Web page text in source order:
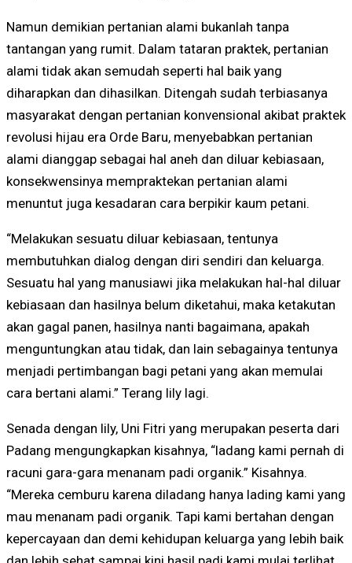
Namun demikian pertanian alami bukanlah tanpa
tantangan yang rumit. Dalam tataran praktek, pertanian
alami tidak akan semudah seperti hal baik yang
diharapkan dan dihasilkan. Ditengah sudah terbiasanya
masyarakat dengan pertanian konvensional akibat praktek
revolusi hijau era Orde Baru, menyebabkan pertanian
alami dianggap sebagai hal aneh dan diluar kebiasaan,
konsekwensinya mempraktekan pertanian alami
menuntut juga kesadaran cara berpikir kaum petani.
“Melakukan sesuatu diluar kebiasaan, tentunya
membutuhkan dialog dengan diri sendiri dan keluarga.
Sesuatu hal yang manusiawi jika melakukan hal-hal diluar
kebiasaan dan hasilnya belum diketahui, maka ketakutan
akan gagal panen, hasilnya nanti bagaimana, apakah
menguntungkan atau tidak, dan lain sebagainya tentunya
menjadi pertimbangan bagi petani yang akan memulai
cara bertani alami.” Terang lily lagi.
Senada dengan lily, Uni Fitri yang merupakan peserta dari
Padang mengungkapkan kisahnya, “ladang kami pernah di
racuni gara-gara menanam padi organik.” Kisahnya.
“Mereka cemburu karena diladang hanya lading kami yang
mau menanam padi organik. Tapi kami bertahan dengan
kepercayaan dan demi kehidupan keluarga yang lebih baik